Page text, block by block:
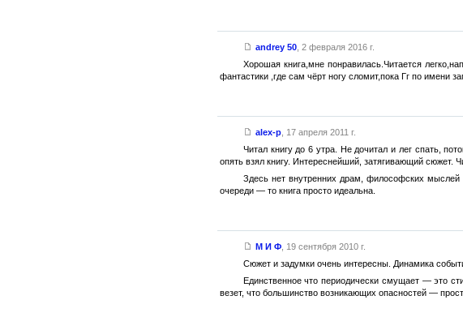
andrey 50, 2 февраля 2016 г.
Хорошая книга,мне понравилась.Читается
фантастики ,где сам чёрт ногу сломит,пока Гг по имени
alex-p, 17 апреля 2011 г.
Читал книгу до 6 утра. Не дочитал и лег спать,
опять взял книгу. Интереснейший, затягивающий сюжет.
Здесь нет внутренних драм, философских мыслей
очереди — то книга просто идеальна.
М И Ф, 19 сентября 2010 г.
Сюжет и задумки очень интересны. Динамика
Единственное что периодически смущает — это
везет, что большинство возникающих опасностей —